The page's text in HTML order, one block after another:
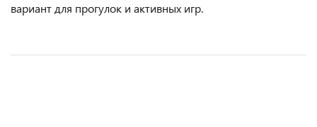
вариант для прогулок и активных игр.